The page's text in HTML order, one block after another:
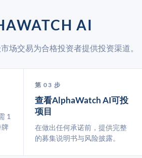
AI
场交易为合格投资者提供投资渠道。
1
第 03 步
查看AlphaWatch AI可投
项目
在做出任何承诺前，提供完整
的募集说明书与风险披露。